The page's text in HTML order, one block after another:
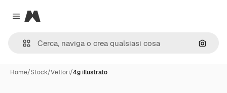
Close menu
Magnific
Cerca
Home/Stock/Vettori/4g illustrato